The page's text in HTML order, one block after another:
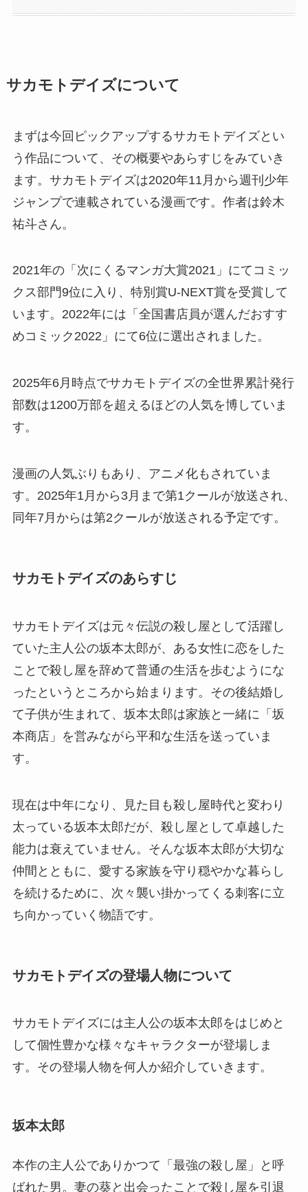
サカモトデイズについて
まずは今回ピックアップするサカモトデイズとい
う作品について、その概要やあらすじをみていき
ます。サカモトデイズは2020年11月から週刊少年
ジャンプで連載されている漫画です。作者は鈴木
祐斗さん。
2021年の「次にくるマンガ大賞2021」にてコミッ
クス部門9位に入り、特別賞U-NEXT賞を受賞して
います。2022年には「全国書店員が選んだおすす
めコミック2022」にて6位に選出されました。
2025年6月時点でサカモトデイズの全世界累計発行
部数は1200万部を超えるほどの人気を博していま
す。
漫画の人気ぶりもあり、アニメ化もされていま
す。2025年1月から3月まで第1クールが放送され、
同年7月からは第2クールが放送される予定です。
サカモトデイズのあらすじ
サカモトデイズは元々伝説の殺し屋として活躍し
ていた主人公の坂本太郎が、ある女性に恋をした
ことで殺し屋を辞めて普通の生活を歩むようにな
ったというところから始まります。その後結婚し
て子供が生まれて、坂本太郎は家族と一緒に「坂
本商店」を営みながら平和な生活を送っていま
す。
現在は中年になり、見た目も殺し屋時代と変わり
太っている坂本太郎だが、殺し屋として卓越した
能力は衰えていません。そんな坂本太郎が大切な
仲間とともに、愛する家族を守り穏やかな暮らし
を続けるために、次々襲い掛かってくる刺客に立
ち向かっていく物語です。
サカモトデイズの登場人物について
サカモトデイズには主人公の坂本太郎をはじめと
して個性豊かな様々なキャラクターが登場しま
す。その登場人物を何人か紹介していきます。
坂本太郎
本作の主人公でありかつて「最強の殺し屋」と呼
ばれた男。妻の葵と出会ったことで殺し屋を引退